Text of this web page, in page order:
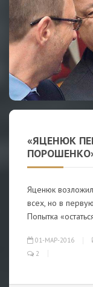
«ЯЦЕНЮК
Яценюк
всех, но в
Попытка
01-МАР-2016
2